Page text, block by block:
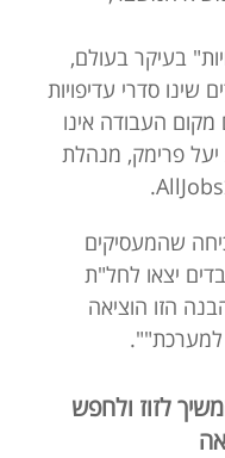
בעיקר בעולם,
סדרי עדיפויות
העבודה אינו
פרימק, מנהלת
שהמעסיקים
יצאו לחל"ת
הזו הוציאה
למערכת"".
לזוז ולחפש